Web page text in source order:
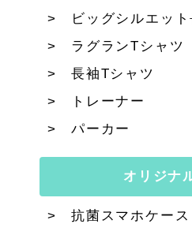
ビッグシルエッ
ラグランTシャツ
長袖Tシャツ
トレーナー
パーカー
オリジナ
抗菌スマホケース